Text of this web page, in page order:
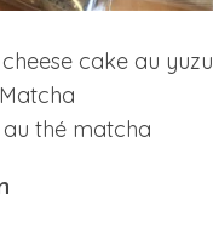
cake au yuzu
au thé matcha